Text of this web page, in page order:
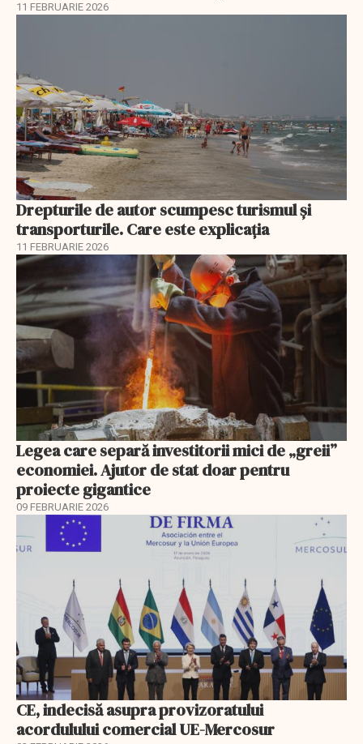
11 FEBRUARIE 2026
Drepturile de autor scumpesc turismul și
transporturile. Care este explicația
11 FEBRUARIE 2026
Legea care separă investitorii mici de „greii”
economiei. Ajutor de stat doar pentru
proiecte gigantice
09 FEBRUARIE 2026
CE, indecisă asupra provizoratului
acordulului comercial UE-Mercosur